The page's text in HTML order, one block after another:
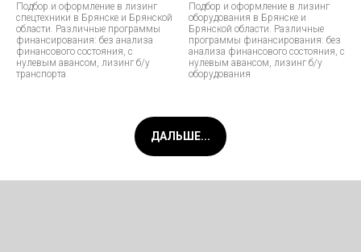
Подбор и оформление в лизинг
спецтехники в Брянске и Брянской
области. Различные программы
финансирования: без анализа
финансового состояния, с
нулевым авансом, лизинг б/у
транспорта
Подбор и оформление в лизинг
оборудования в Брянске и
Брянской области. Различные
программы финансирования: без
анализа финансового состояния, с
нулевым авансом, лизинг б/у
оборудования
ДАЛЬШЕ...